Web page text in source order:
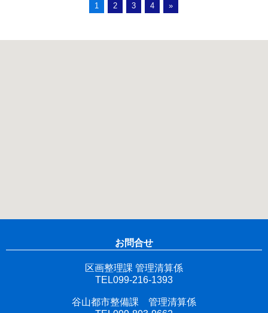
1 2 3 4 »
お問合せ
区画整理課 管理清算係
TEL099-216-1393
谷山都市整備課 管理清算係